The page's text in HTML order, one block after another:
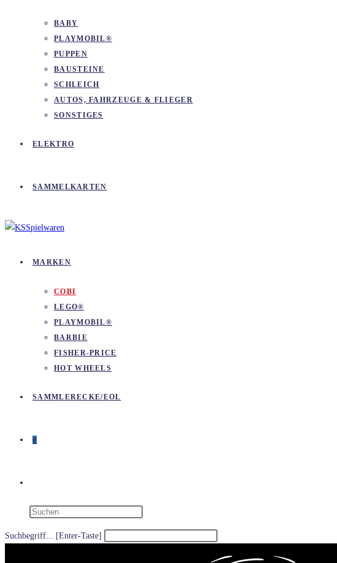
BABY
PLAYMOBIL®
PUPPEN
BAUSTEINE
SCHLEICH
AUTOS, FAHRZEUGE & FLIEGER
SONSTIGES
ELEKTRO
SAMMELKARTEN
MARKEN
COBI
LEGO®
PLAYMOBIL®
BARBIE
FISHER-PRICE
HOT WHEELS
SAMMLERECKE/EOL
0
Suchbegriff... [Enter-Taste]